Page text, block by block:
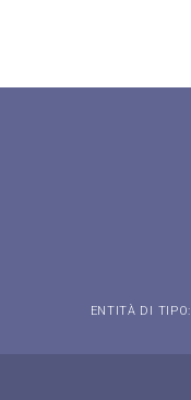
ENTITÀ DI TIPO: